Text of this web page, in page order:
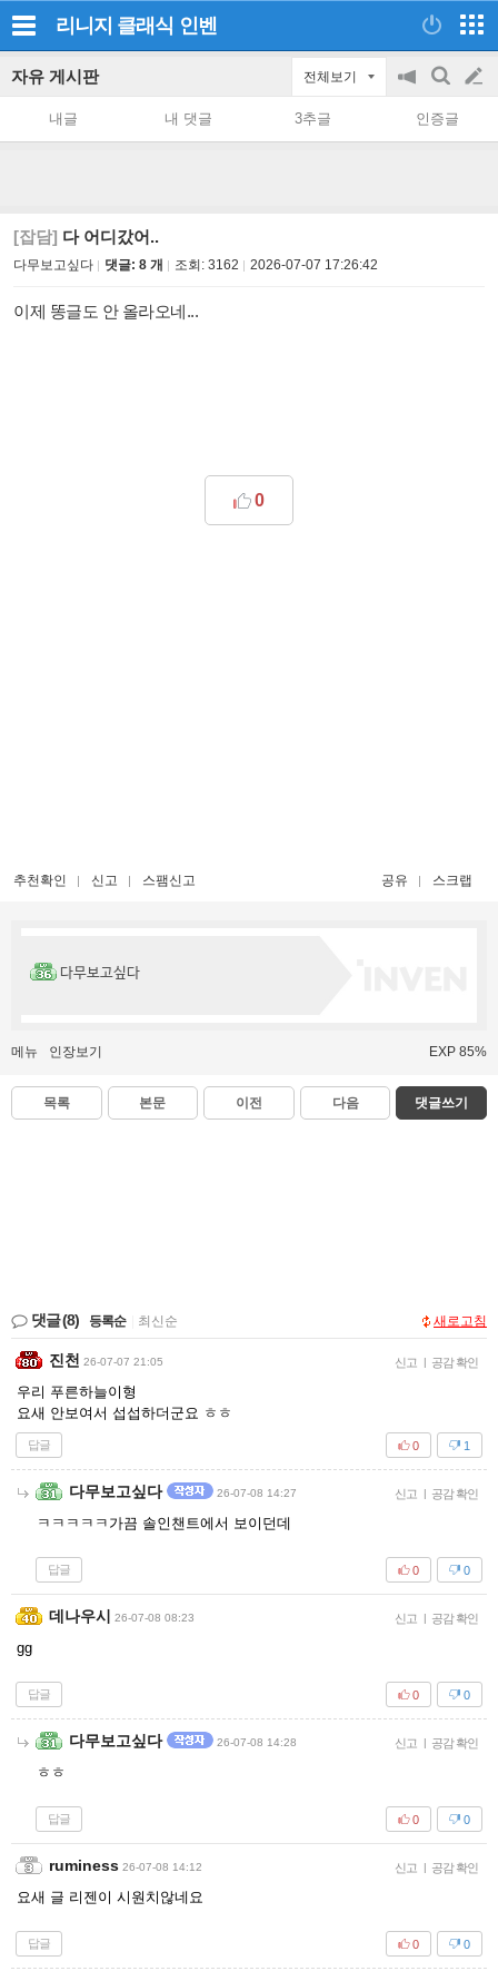
리니지 클래식 인벤
자유 게시판 전체보기
공
on/off
검
색
글
쓰
내글 내 댓글 3추글 인증글
[잡담] 다 어디갔어..
다무보고싶다 댓글: 8 개 조회: 3162 2026-07-07 17:26:42
이제 똥글도 안 올라오네...
0
추천확인 신고 스팸신고 공유 스크랩
다무보고싶다
메뉴 인장보기 EXP 85%
목록 본문 이전 다음 댓글쓰기
댓글(8) 등록순 최신순 새로고침
진천 26-07-07 21:05 신고 | 공감 확인
우리 푸른하늘이형
요새 안보여서 섭섭하더군요 ㅎㅎ
답글 1
0
다무보고싶다 26-07-08 14:27 신고 | 공감 확인
ㅋㅋㅋㅋㅋ가끔 솔인챈트에서 보이던데
답글 0
0
데나우시 26-07-08 08:23 신고 | 공감 확인
gg
답글 0
0
다무보고싶다 26-07-08 14:28 신고 | 공감 확인
ㅎㅎ
답글 0
0
ruminess 26-07-08 14:12 신고 | 공감 확인
요새 글 리젠이 시원치않네요
답글 0
0